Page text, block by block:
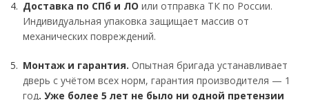
Доставка по СПб и ЛО или отправка ТК по России.
Индивидуальная упаковка защищает массив от
механических повреждений.
Монтаж и гарантия. Опытная бригада устанавливает
дверь с учётом всех норм, гарантия производителя — 1
год. Уже более 5 лет не было ни одной претензии